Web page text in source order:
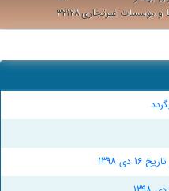
و موسسات غیرتجاری۳۲۱۲۸
1398